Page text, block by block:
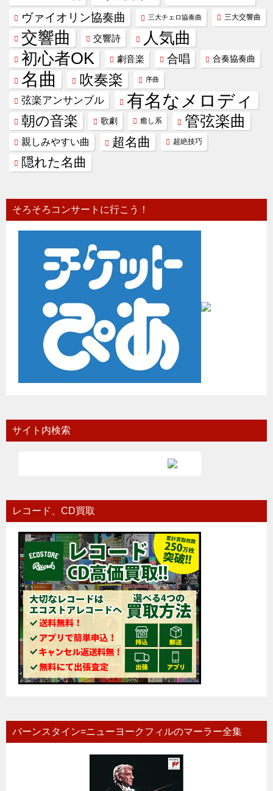
ヴァイオリン協奏曲 三大チェロ協奏曲 三大交響曲
交響曲 交響詩
人気曲
初心者OK
劇音楽 合唱 合奏協奏曲
名曲 吹奏楽 序曲
弦楽アンサンブル 有名なメロディ
朝の音楽 歌劇 癒し系 管弦楽曲
親しみやすい曲 超名曲 超絶技巧
隠れた名曲
そろそろコンサートに行こう！
サイト内検索
レコード、CD買取
バーンスタイン=ニューヨークフィルのマーラー全集